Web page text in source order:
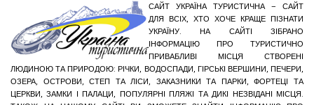
САЙТ УКРАЇНА ТУРИСТИЧНА – САЙТ
ДЛЯ ВСІХ, ХТО ХОЧЕ КРАЩЕ ПІЗНАТИ
УКРАЇНУ. НА САЙТІ ЗІБРАНО
ІНФОРМАЦІЮ ПРО ТУРИСТИЧНО
ПРИВАБЛИВІ МІСЦЯ СТВОРЕНІ
ЛЮДИНОЮ ТА ПРИРОДОЮ: РІЧКИ, ВОДОСПАДИ, ГІРСЬКІ ВЕРШИНИ, ПЕЧЕРИ,
ОЗЕРА, ОСТРОВИ, СТЕП ТА ЛІСИ, ЗАКАЗНИКИ ТА ПАРКИ, ФОРТЕЦІ ТА
ЦЕРКВИ, ЗАМКИ І ПАЛАЦИ, ПОПУЛЯРНІ ПЛЯЖІ ТА ДИКІ НЕЗВІДАНІ МІСЦЯ.